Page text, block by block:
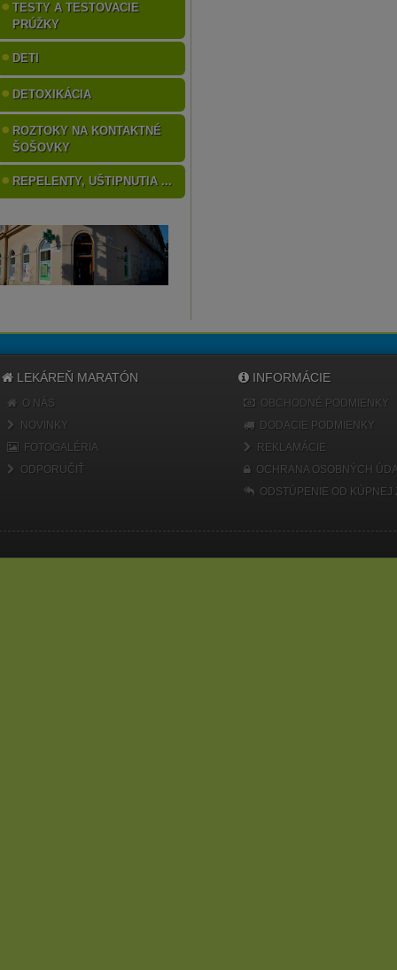
TESTY A TESTOVACIE
PRÚŽKY
DETI
DETOXIKÁCIA
ROZTOKY NA KONTAKTNÉ
ŠOŠOVKY
REPELENTY, UŠTIPNUTIA ...
LEKÁREŇ MARATÓN
O NÁS
NOVINKY
FOTOGALÉRIA
ODPORUČIŤ
INFORMÁCIE
OBCHODNÉ PODMIENKY
DODACIE PODMIENKY
REKLAMÁCIE
OCHRANA OSOBNÝCH
ODSTÚPENIE OD KÚPNEJ